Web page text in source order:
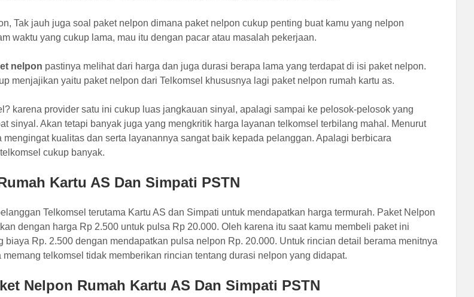
Tak jauh juga soal paket nelpon dimana paket nelpon cukup penting buat kamu yang nelpon
waktu yang cukup lama, mau itu dengan pacar atau masalah pekerjaan.
nelpon pastinya melihat dari harga dan juga durasi berapa lama yang terdapat di isi paket nelpon.
menjajikan yaitu paket nelpon dari Telkomsel khususnya lagi paket nelpon rumah kartu as.
karena provider satu ini cukup luas jangkauan sinyal, apalagi sampai ke pelosok-pelosok yang
sinyal. Akan tetapi banyak juga yang mengkritik harga layanan telkomsel terbilang mahal. Menurut
mengingat kualitas dan serta layanannya sangat baik kepada pelanggan. Apalagi berbicara
cukup banyak.
Kartu AS Dan Simpati PSTN
Telkomsel terutama Kartu AS dan Simpati untuk mendapatkan harga termurah. Paket Nelpon
dengan harga Rp 2.500 untuk pulsa Rp 20.000. Oleh karena itu saat kamu membeli paket ini
biaya Rp. 2.500 dengan mendapatkan pulsa nelpon Rp. 20.000. Untuk rincian detail berama menitnya
memang telkomsel tidak memberikan rincian tentang durasi nelpon yang didapat.
Nelpon Rumah Kartu AS Dan Simpati PSTN